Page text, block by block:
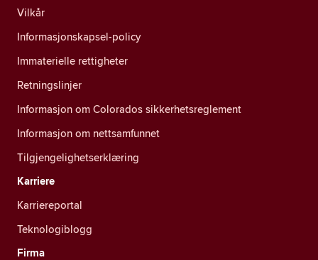
Vilkår
Informasjonskapsel-policy
Immaterielle rettigheter
Retningslinjer
Informasjon om Colorados sikkerhetsreglement
Informasjon om nettsamfunnet
Tilgjengelighetserklæring
Karriere
Karriereportal
Teknologiblogg
Firma